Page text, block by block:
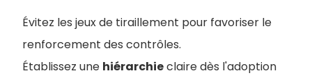
Évitez les jeux de tiraillement pour favoriser le
renforcement des contrôles.
Établissez une hiérarchieclaire dès l'adoption